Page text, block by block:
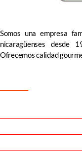
Somos una empresa
nicaragüenses desde
Ofrecemos calidad